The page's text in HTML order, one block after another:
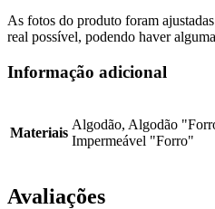
As fotos do produto foram
real possível, podendo haver
Informação adicional
Materiais
Algodão, Algodão
Impermeável "Forro"
Avaliações